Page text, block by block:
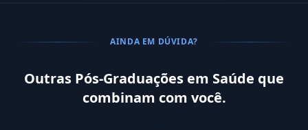
AINDA EM DÚVIDA?
Outras Pós-Graduações em Saúde que
combinam com você.